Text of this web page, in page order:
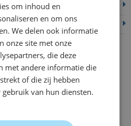
om inhoud en
en om ons
We delen ook informatie
onze site met onze
die deze
met andere informatie die
of die zij hebben
van hun diensten.